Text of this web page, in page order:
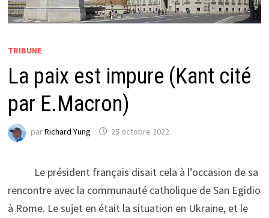
TRIBUNE
La paix est impure (Kant cité
par E.Macron)
parRichard Yung 25 octobre 2022
Le président français disait cela à l’occasion de sa
rencontre avec la communauté catholique de San Egidio
à Rome. Le sujet en était la situation en Ukraine, et le